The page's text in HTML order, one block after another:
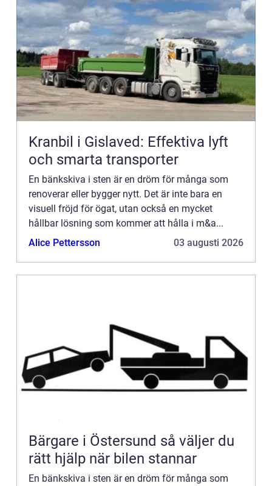
Kranbil i Gislaved: Effektiva lyft
och smarta transporter
En bänkskiva i sten är en dröm för många som
renoverar eller bygger nytt. Det är inte bara en
visuell fröjd för ögat, utan också en mycket
hållbar lösning som kommer att hålla i m&a...
Alice Pettersson
03 augusti 2026
Bärgare i Östersund så väljer du
rätt hjälp när bilen stannar
En bänkskiva i sten är en dröm för många som